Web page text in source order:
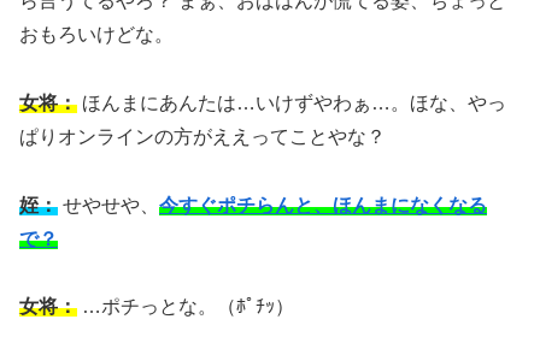
おもろいけどな。
女将： ほんまにあんたは…いけずやわぁ…。ほな、やっ
ぱりオンラインの方がええってことやな？
姪： せやせや、 今すぐポチらんと、ほんまになくなる
で？
女将： …ポチっとな。（ﾎﾟﾁｯ）